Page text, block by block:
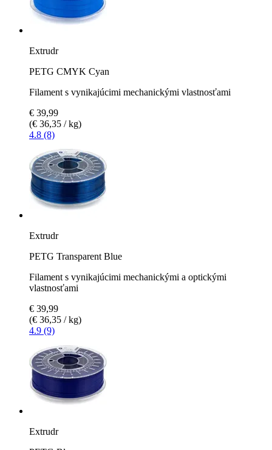
Extrudr
PETG CMYK Cyan
Filament s vynikajúcimi mechanickými vlastnosťami
€ 39,99
(€ 36,35 / kg)
4.8 (8)
Extrudr
PETG Transparent Blue
Filament s vynikajúcimi mechanickými a optickými
vlastnosťami
€ 39,99
(€ 36,35 / kg)
4.9 (9)
Extrudr